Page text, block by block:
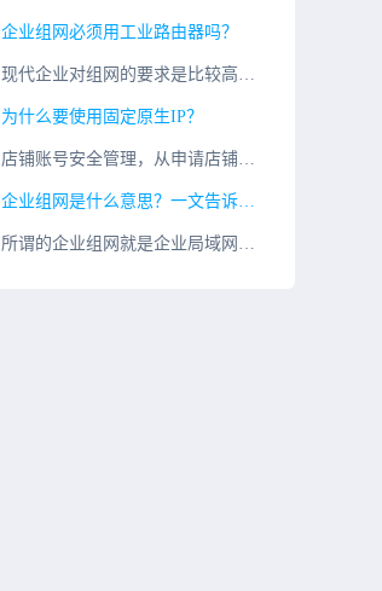
企业组网必须用工业路由器吗？
现代企业对组网的要求是比较高的，这是因为很多企业的规模都是比较大的，在多个地方都设立了分支机构，这就使得总部、分支机构之间也存在着相互访问的情况。那么在实际进行组网时，使用工业路由器能不能够满足组网的
为什么要使用固定原生IP？
店铺账号安全管理，从申请店铺的第一天开始。当我们要申请跨境平台的店铺，除了常规的准备一套全新的个人或公司资料，卖家信息表(联系人中英文姓名，联系方式，邮箱等)，产品信息表，双币种信用卡等，千万不要忘了
企业组网是什么意思？一文告诉你企业组网的重要性
所谓的企业组网就是企业局域网的组建。局域网(Local?Area?Network，简称LAN)，用于将有限范围内（例如一个实验室、一层办公楼或者校园）的各种计算机、终端与外部设备互联成网随着网络的发展